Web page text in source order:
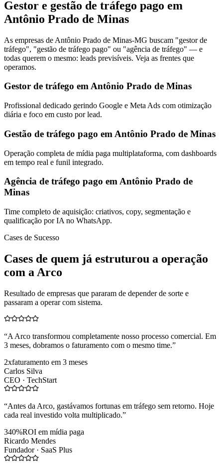
Gestor e gestão de tráfego pago em
Antônio Prado de Minas
As empresas de Antônio Prado de Minas-MG buscam "gestor de
tráfego", "gestão de tráfego pago" ou "agência de tráfego" — e
todas querem o mesmo: leads previsíveis. Veja as frentes que
operamos.
Gestor de tráfego em Antônio Prado de Minas
Profissional dedicado gerindo Google e Meta Ads com otimização
diária e foco em custo por lead.
Gestão de tráfego pago em Antônio Prado de Minas
Operação completa de mídia paga multiplataforma, com dashboards
em tempo real e funil integrado.
Agência de tráfego pago em Antônio Prado de
Minas
Time completo de aquisição: criativos, copy, segmentação e
qualificação por IA no WhatsApp.
Cases de Sucesso
Cases de quem já estruturou a operação
com a Arco
Resultado de empresas que pararam de depender de sorte e
passaram a operar com sistema.
“A Arco transformou completamente nosso processo comercial. Em
3 meses, dobramos o faturamento com o mesmo time.”
2xfaturamento em 3 meses
Carlos Silva
CEO · TechStart
“Antes da Arco, gastávamos fortunas em tráfego sem retorno. Hoje
cada real investido volta multiplicado.”
340%ROI em mídia paga
Ricardo Mendes
Fundador · SaaS Plus